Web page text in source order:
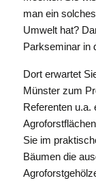
man ein
Umwelt hat?
Parkseminar in
Dort erwartet
Münster zum
Referenten u.a.
Sie im
Bäumen die